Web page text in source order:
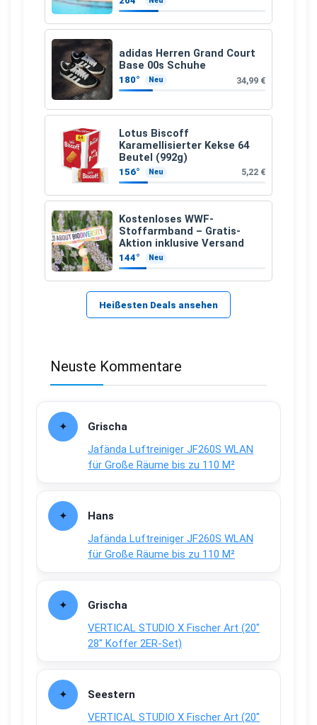
adidas Herren Grand Court
Base 00s Schuhe
180° Neu 34,99 €
Lotus Biscoff
Karamellisierter Kekse 64
Beutel (992g)
156° Neu 5,22 €
Kostenloses WWF-
Stoffarmband – Gratis-
Aktion inklusive Versand
144° Neu
Heißesten Deals ansehen
Neuste Kommentare
Grischa
Jafända Luftreiniger JF260S WLAN
für Große Räume bis zu 110 M²
Hans
Jafända Luftreiniger JF260S WLAN
für Große Räume bis zu 110 M²
Grischa
VERTICAL STUDIO X Fischer Art (20″
28″ Koffer 2ER-Set)
Seestern
VERTICAL STUDIO X Fischer Art (20″